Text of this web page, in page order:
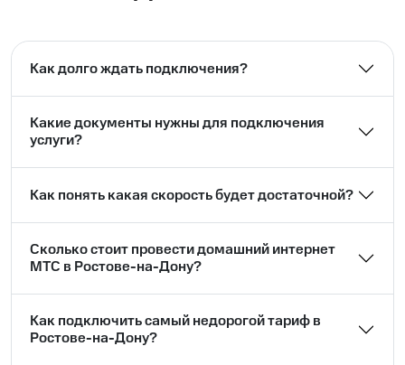
Как долго ждать подключения?
Какие документы нужны для подключения
услуги?
Как понять какая скорость будет достаточной?
Сколько стоит провести домашний интернет
МТС в Ростове-на-Дону?
Как подключить самый недорогой тариф в
Ростове-на-Дону?